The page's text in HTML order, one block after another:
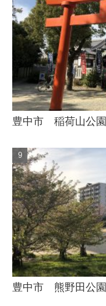
豊中市 稲荷山公園
豊中市 熊野田公園